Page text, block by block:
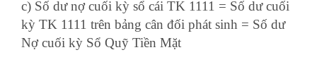
c) Số dư nợ cuối kỳ sổ cái TK 1111 = Số dư cuối
kỳ TK 1111 trên bảng cân đối phát sinh = Số dư
Nợ cuối kỳ Sổ Quỹ Tiền Mặt